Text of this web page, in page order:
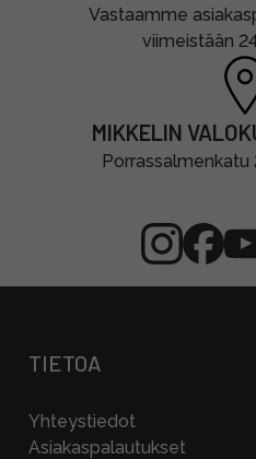
Vastaamme
viimeistään
MIKKELIN
Porrassalmenkatu
TIETOA
Yhteystiedot
Asiakaspalautukset